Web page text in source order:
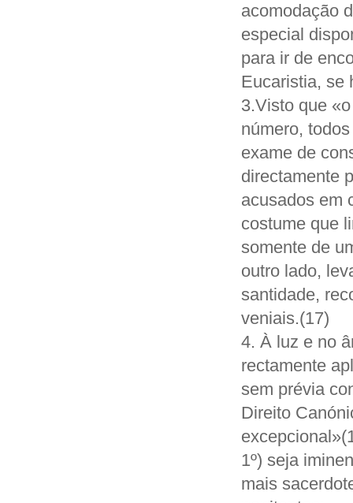
acomodação
especial
para ir de
Eucaristia, se
3.Visto que
número,
exame de
directamente
acusados em
costume que
somente de
outro lado,
santidade,
veniais.(17)
4. À luz e no
rectamente
sem prévia
Direito
1º) seja
mais